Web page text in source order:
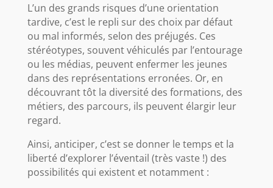
L’un des grands risques d’une orientation
tardive, c’est le repli sur des choix par défaut
ou mal informés, selon des préjugés. Ces
stéréotypes, souvent véhiculés par l’entourage
ou les médias, peuvent enfermer les jeunes
dans des représentations erronées. Or, en
découvrant tôt la diversité des formations, des
métiers, des parcours, ils peuvent élargir leur
regard.
Ainsi, anticiper, c’est se donner le temps et la
liberté d’explorer l’éventail (très vaste !) des
possibilités qui existent et notamment :